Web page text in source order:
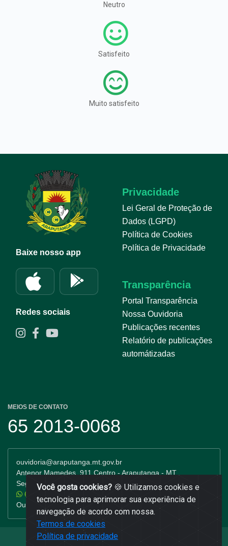
Neutro
Satisfeito
Muito satisfeito
Baixe nosso app
Redes sociais
Privacidade
Lei Geral de Proteção de
Dados (LGPD)
Política de Cookies
Política de Privacidade
Transparência
Portal Transparência
Nossa Ouvidoria
Publicações recentes
Relatório de publicações
automátizadas
MEIOS DE CONTATO
65 2013-0068
ouvidoria@araputanga.mt.gov.br
Antenor Mamedes, 911 Centro - Araputanga - MT
Segunda a Sexta-feira: 7h as 11h e 13h as 17h
65 99935-6670
Ouvidoria 65 99986-5098 (Ligação)
Você gosta cookies? 🍪 Utilizamos cookies e
tecnologia para aprimorar sua experiência de
navegação de acordo com nossa.
Termos de cookies
Política de privacidade